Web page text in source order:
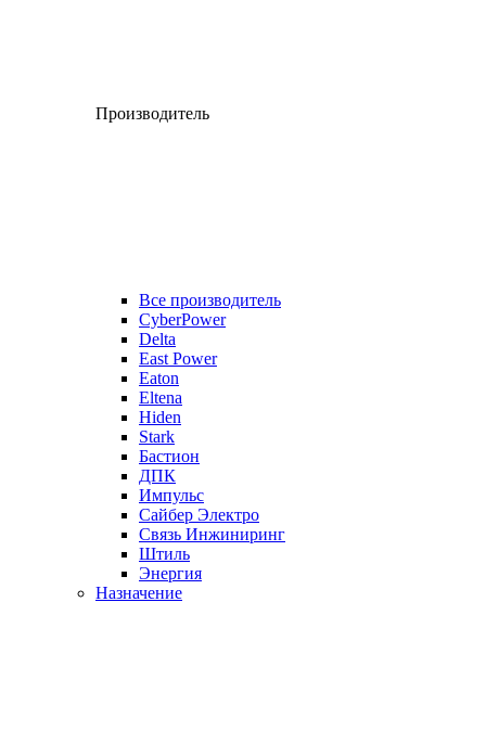
Производитель
Все производитель
CyberPower
Delta
East Power
Eaton
Eltena
Hiden
Stark
Бастион
ДПК
Импульс
Сайбер Электро
Связь Инжиниринг
Штиль
Энергия
Назначение